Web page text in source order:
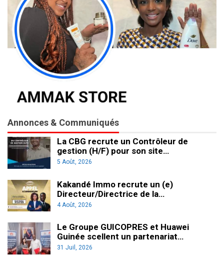
Annonces & Communiqués
La CBG recrute un Contrôleur de
gestion (H/F) pour son site…
5 Août, 2026
Kakandé Immo recrute un (e)
Directeur/Directrice de la…
4 Août, 2026
Le Groupe GUICOPRES et Huawei
Guinée scellent un partenariat…
31 Juil, 2026